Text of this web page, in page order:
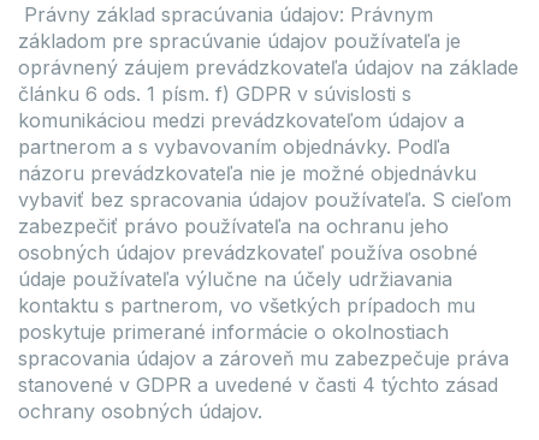
Právny základ spracúvania údajov: Právnym
základom pre spracúvanie údajov používateľa je
oprávnený záujem prevádzkovateľa údajov na základe
článku 6 ods. 1 písm. f) GDPR v súvislosti s
komunikáciou medzi prevádzkovateľom údajov a
partnerom a s vybavovaním objednávky. Podľa
názoru prevádzkovateľa nie je možné objednávku
vybaviť bez spracovania údajov používateľa. S cieľom
zabezpečiť právo používateľa na ochranu jeho
osobných údajov prevádzkovateľ používa osobné
údaje používateľa výlučne na účely udržiavania
kontaktu s partnerom, vo všetkých prípadoch mu
poskytuje primerané informácie o okolnostiach
spracovania údajov a zároveň mu zabezpečuje práva
stanovené v GDPR a uvedené v časti 4 týchto zásad
ochrany osobných údajov.